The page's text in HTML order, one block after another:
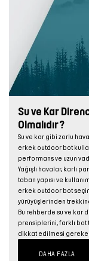
Su ve Kar
Olmalıdır?
Su ve kar gibi zorlu
erkek outdoor bot
performans ve uzun
Yağışlı havalar, karlı
taban yapısı ve
erkek outdoor bot
yürüyüşlerinden
Bu rehberde su ve kar
prensiplerini, farklı
dikkat edilmesi
DAHA FAZLA